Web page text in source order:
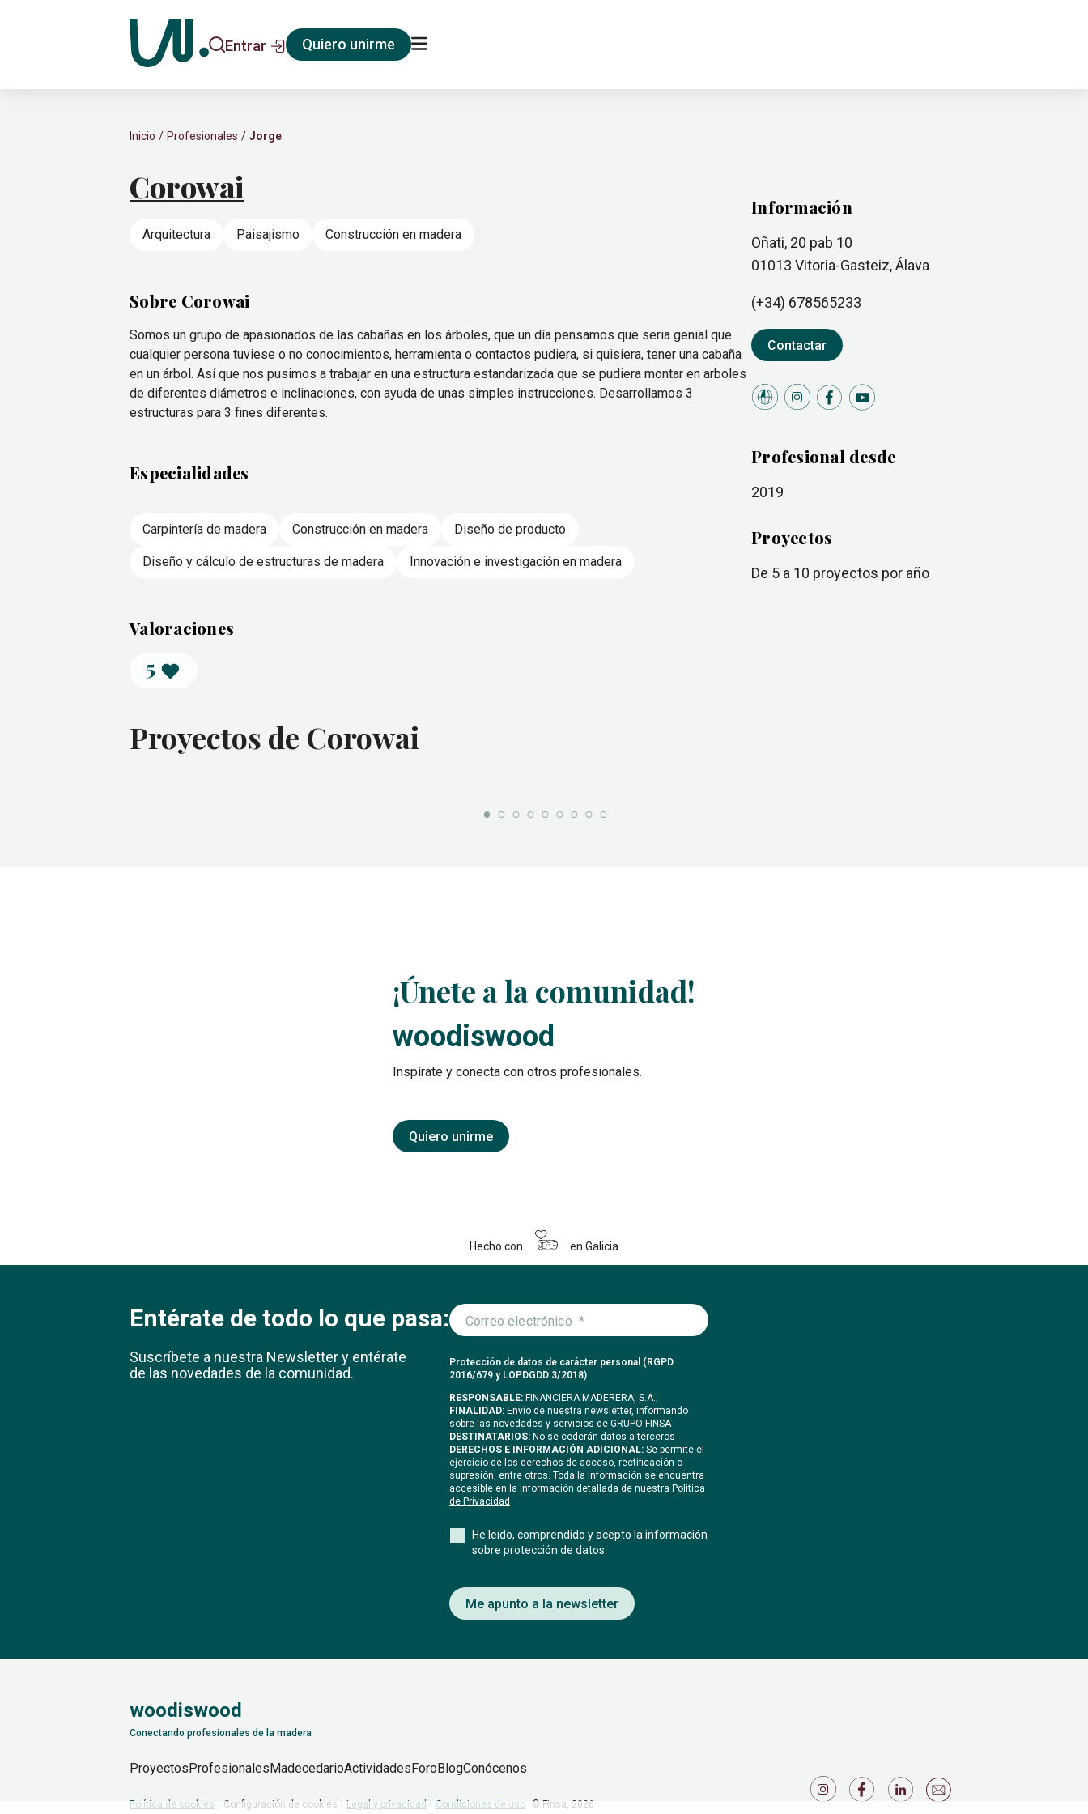
Entrar Quiero unirme
Inicio Profesionales Jorge
Corowai
Arquitectura Paisajismo Construcción en madera
Sobre Corowai
Somos un grupo de apasionados de las cabañas en los árboles, que un día pensamos que seria genial que
cualquier persona tuviese o no conocimientos, herramienta o contactos pudiera, si quisiera, tener una cabaña
en un árbol. Así que nos pusimos a trabajar en una estructura estandarizada que se pudiera montar en arboles
de diferentes diámetros e inclinaciones, con ayuda de unas simples instrucciones. Desarrollamos 3
estructuras para 3 fines diferentes.
Especialidades
Carpintería de madera Construcción en madera Diseño de producto
Diseño y cálculo de estructuras de madera Innovación e investigación en madera
Valoraciones
5
Información
Oñati, 20 pab 10
01013 Vitoria-Gasteiz, Álava
(+34) 678565233
Contactar
Profesional desde
2019
Proyectos
de 5 a 10 proyectos por año
Proyectos de Corowai
¡Únete a la comunidad!
woodiswood
Inspírate y conecta con otros profesionales.
Quiero unirme
Hecho con en Galicia
Entérate de todo lo que pasa:
Suscríbete a nuestra Newsletter y entérate
de las novedades de la comunidad.
Protección de datos de carácter personal (RGPD
2016/679 y LOPDGDD 3/2018)
RESPONSABLE: FINANCIERA MADERERA, S.A.;
FINALIDAD: Envío de nuestra newsletter, informando
sobre las novedades y servicios de GRUPO FINSA
DESTINATARIOS: No se cederán datos a terceros
DERECHOS E INFORMACIÓN ADICIONAL: Se permite el
ejercicio de los derechos de acceso, rectificación o
supresión, entre otros. Toda la información se encuentra
accesible en la información detallada de nuestra Politica
de Privacidad
He leído, comprendido y acepto la información
sobre protección de datos.
Me apunto a la newsletter
woodiswood
Conectando profesionales de la madera
ProyectosProfesionalesMadecedarioActividadesForoBlogConócenos
Política de cookies Configuración de cookies Legal y privacidad Condiciones de uso © Finsa, 2026